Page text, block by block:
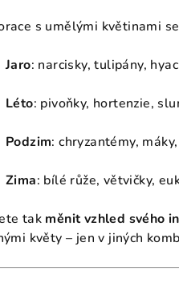
s umělými květinami
Jaro: narcisky, tulipány,
Léto: pivoňky, hortenzie,
Podzim: chryzantémy,
Zima: bílé růže, větvičky,
tak měnit vzhled svého
květy – jen v jiných